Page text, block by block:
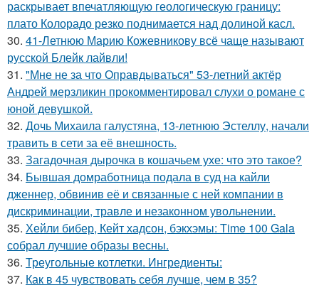
раскрывает впечатляющую геологическую границу:
плато Колорадо резко поднимается над долиной касл.
30. 41-Летнюю Марию Кожевникову всё чаще называют
русской Блейк лайвли!
31. "Мне не за что Оправдываться" 53-летний актёр
Андрей мерзликин прокомментировал слухи о романе с
юной девушкой.
32. Дочь Михаила галустяна, 13-летнюю Эстеллу, начали
травить в сети за её внешность.
33. Загадочная дырочка в кошачьем ухе: что это такое?
34. Бывшая домработница подала в суд на кайли
дженнер, обвинив её и связанные с ней компании в
дискриминации, травле и незаконном увольнении.
35. Хейли бибер, Кейт хадсон, бэкхэмы: Time 100 Gala
собрал лучшие образы весны.
36. Треугольные котлетки. Ингредиенты:
37. Как в 45 чувствовать себя лучше, чем в 35?